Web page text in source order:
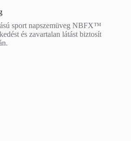
sport napszemüveg NBFX™
és zavartalan látást biztosít